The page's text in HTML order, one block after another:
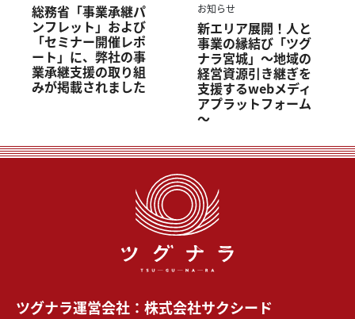
総務省「事業承継パ
ンフレット」および
「セミナー開催レポ
ート」に、弊社の事
業承継支援の取り組
みが掲載されました
お知らせ
新エリア展開！人と
事業の縁結び「ツグ
ナラ宮城」～地域の
経営資源引き継ぎを
支援するwebメディ
アプラットフォーム
～
ツグナラ運営会社： 株式会社サクシード